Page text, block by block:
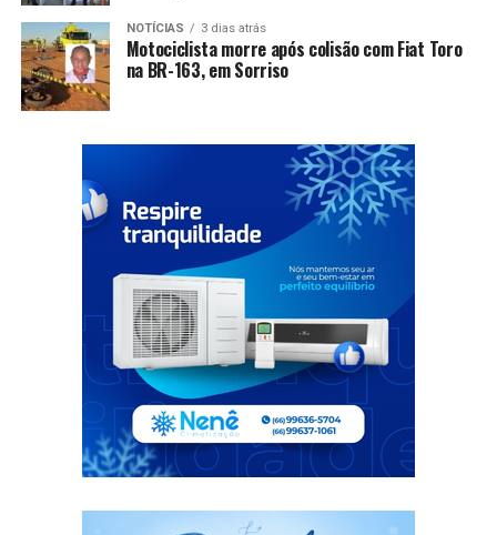
NOTÍCIAS 3 dias atrás
Motociclista morre após colisão com Fiat Toro
na BR-163, em Sorriso